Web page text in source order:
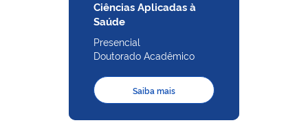
Ciências Aplicadas à
Saúde
Presencial
Doutorado Acadêmico
Saiba mais